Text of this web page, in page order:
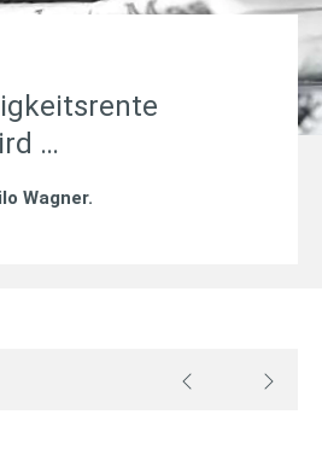
…
Wagner.